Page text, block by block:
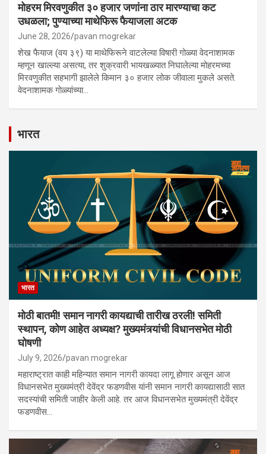
मोहरम मिरवणुकीत ३० हजार जणांना ठार मारण्‍याचा कट
उधळला; पुण्‍याच्‍या माथेफिरू फैयाजला अटक
June 28, 2026 pavan mogrekar
शेख फैयाज (वय ३९) या माथेफिरूने वाटलेल्या विषारी गोळ्या वेदनाशामक
म्हणून खाल्ल्या असत्या, तर शुक्रवारी भायखळ्यात निघालेल्या मोहरमच्या
मिरवणुकीत सहभागी झालेले किमान ३० हजार लोक जीवाला मुकले असते.
वेदनाशामक गाेळ्‍यांच्‍या…
भारत
भारत
मोठी बातमी! समान नागरी कायद्याची तारीख ठरली! समिती
स्थापन, कोण आहेत अध्यक्ष? मुख्यमंत्र्यांची विधानसभेत मोठी
घोषणी
July 9, 2026 pavan mogrekar
महाराष्ट्रात काही महिन्यात समान नागरी कायदा लागू होणार असून आज
विधानसभेत मुख्यमंत्री देवेंद्र फडणवीस यांनी समान नागरी कायद्यासाठी सात
सदस्यांची समिती जाहीर केली आहे. तर आज विधानसभेत मुख्यमंत्री देवेंद्र
फडणवीस…